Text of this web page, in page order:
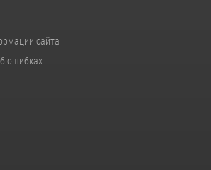
сайта
ошибках